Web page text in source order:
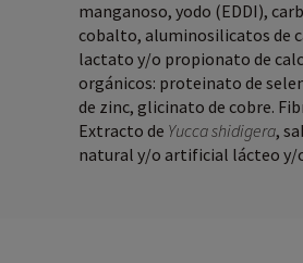
manganoso, yodo (EDDI),
cobalto, aluminosilicatos de
lactato y/o propionato de
orgánicos: proteinato de
de zinc, glicinato de cobre.
Extracto de Yucca shidigera,
natural y/o artificial lácteo y/